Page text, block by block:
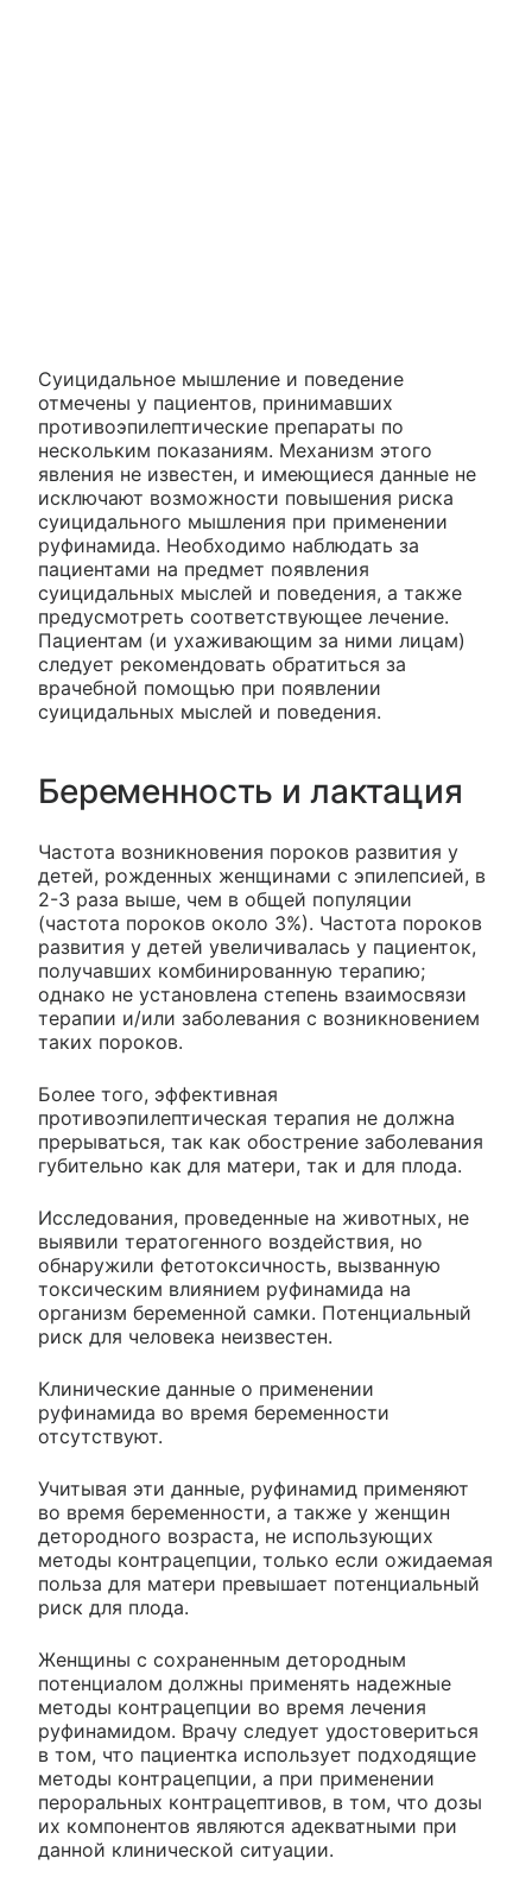
Суицидальное мышление и поведение
отмечены у пациентов, принимавших
противоэпилептические препараты по
нескольким показаниям. Механизм этого
явления не известен, и имеющиеся данные не
исключают возможности повышения риска
суицидального мышления при применении
руфинамида. Необходимо наблюдать за
пациентами на предмет появления
суицидальных мыслей и поведения, а также
предусмотреть соответствующее лечение.
Пациентам (и ухаживающим за ними лицам)
следует рекомендовать обратиться за
врачебной помощью при появлении
суицидальных мыслей и поведения.
Беременность и лактация
Частота возникновения пороков развития у
детей, рожденных женщинами с эпилепсией, в
2-3 раза выше, чем в общей популяции
(частота пороков около 3%). Частота пороков
развития у детей увеличивалась у пациенток,
получавших комбинированную терапию;
однако не установлена степень взаимосвязи
терапии и/или заболевания с возникновением
таких пороков.
Более того, эффективная
противоэпилептическая терапия не должна
прерываться, так как обострение заболевания
губительно как для матери, так и для плода.
Исследования, проведенные на животных, не
выявили тератогенного воздействия, но
обнаружили фетотоксичность, вызванную
токсическим влиянием руфинамида на
организм беременной самки. Потенциальный
риск для человека неизвестен.
Клинические данные о применении
руфинамида во время беременности
отсутствуют.
Учитывая эти данные, руфинамид применяют
во время беременности, а также у женщин
детородного возраста, не использующих
методы контрацепции, только если ожидаемая
польза для матери превышает потенциальный
риск для плода.
Женщины с сохраненным детородным
потенциалом должны применять надежные
методы контрацепции во время лечения
руфинамидом. Врачу следует удостовериться
в том, что пациентка использует подходящие
методы контрацепции, а при применении
пероральных контрацептивов, в том, что дозы
их компонентов являются адекватными при
данной клинической ситуации.